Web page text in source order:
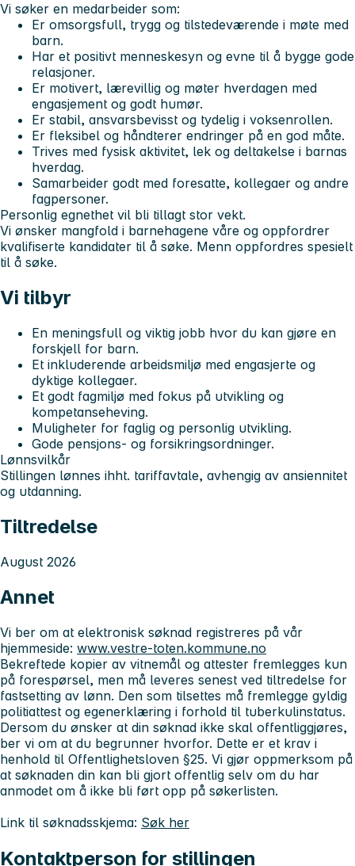
Vi søker en medarbeider som:
Er omsorgsfull, trygg og tilstedeværende i møte med
barn.
Har et positivt menneskesyn og evne til å bygge gode
relasjoner.
Er motivert, lærevillig og møter hverdagen med
engasjement og godt humør.
Er stabil, ansvarsbevisst og tydelig i voksenrollen.
Er fleksibel og håndterer endringer på en god måte.
Trives med fysisk aktivitet, lek og deltakelse i barnas
hverdag.
Samarbeider godt med foresatte, kollegaer og andre
fagpersoner.
Personlig egnethet vil bli tillagt stor vekt.
Vi ønsker mangfold i barnehagene våre og oppfordrer
kvalifiserte kandidater til å søke. Menn oppfordres spesielt
til å søke.
Vi tilbyr
En meningsfull og viktig jobb hvor du kan gjøre en
forskjell for barn.
Et inkluderende arbeidsmiljø med engasjerte og
dyktige kollegaer.
Et godt fagmiljø med fokus på utvikling og
kompetanseheving.
Muligheter for faglig og personlig utvikling.
Gode pensjons- og forsikringsordninger.
Lønnsvilkår
Stillingen lønnes ihht. tariffavtale, avhengig av ansiennitet
og utdanning.
Tiltredelse
August 2026
Annet
Vi ber om at elektronisk søknad registreres på vår
hjemmeside: www.vestre-toten.kommune.no
Bekreftede kopier av vitnemål og attester fremlegges kun
på forespørsel, men må leveres senest ved tiltredelse for
fastsetting av lønn. Den som tilsettes må fremlegge gyldig
politiattest og egenerklæring i forhold til tuberkulinstatus.
Dersom du ønsker at din søknad ikke skal offentliggjøres,
ber vi om at du begrunner hvorfor. Dette er et krav i
henhold til Offentlighetsloven §25. Vi gjør oppmerksom på
at søknaden din kan bli gjort offentlig selv om du har
anmodet om å ikke bli ført opp på søkerlisten.
Link til søknadsskjema: Søk her
Kontaktperson for stillingen